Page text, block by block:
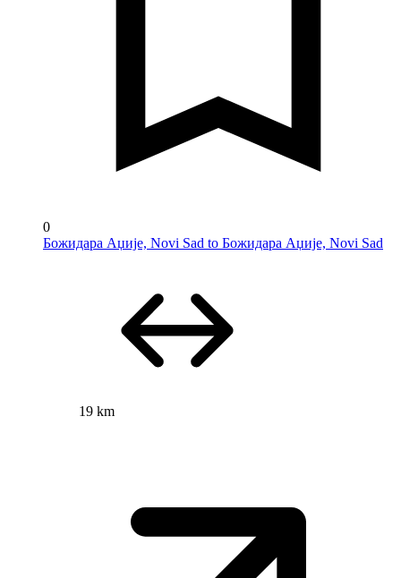
0
Божидара Аџије, Novi Sad to Божидара Аџије, Novi Sad
19 km